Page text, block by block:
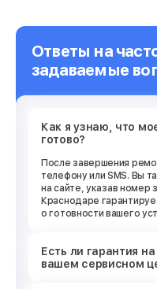
Ответы на
задаваемые
Как я узнаю, что
готово?
После завершения
телефону или SMS. Вы
на сайте, указав номер
Краснодаре
о готовности вашего
Есть ли гарантия
вашем сервисном